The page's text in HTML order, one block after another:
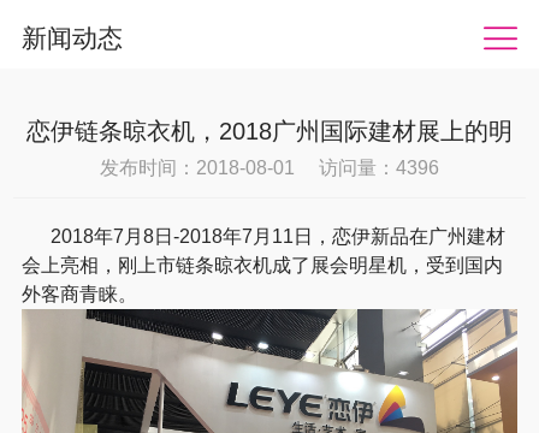
新闻动态
恋伊链条晾衣机，2018广州国际建材展上的明
星机
发布时间：2018-08-01 访问量：4396
2018年7月8日-2018年7月11日，恋伊新品在广州建材
会上亮相，刚上市链条晾衣机成了展会明星机，受到国内
外客商青睐。